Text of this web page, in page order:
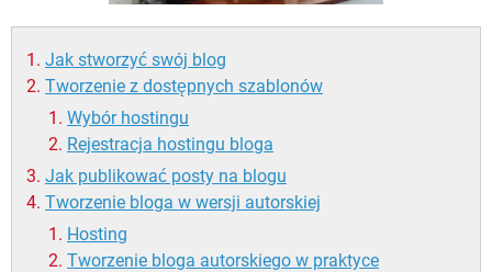
Jak stworzyć swój blog
Tworzenie z dostępnych szablonów
Wybór hostingu
Rejestracja hostingu bloga
Jak publikować posty na blogu
Tworzenie bloga w wersji autorskiej
Hosting
Tworzenie bloga autorskiego w praktyce